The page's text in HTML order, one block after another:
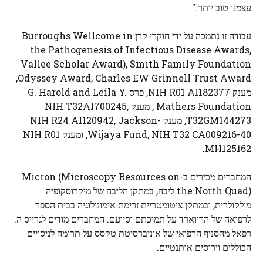
עצמנו טוב יותר."
עבודה זו נתמכה על ידי חוקרי קרן Burroughs Wellcome in
the Pathogenesis of Infectious Disease Awards,
Vallee Scholar Award), Smith Family Foundation
Odyssey Award, Charles EW Grinnell Trust Award,
מענק NIH R01 AI182377, פרס G. Harold and Leila Y.
Mathers Foundation , מענק NIH T32AI700245,
T32GM144273, מענק NIH R24 AI120942, Jackson-
Wijaya Fund, NIH T32 CA009216-40, ומענק NIH R01
MH125162.
המחברים מכירים ב-Micron (Microscopy Resources on
the North Quad) ליבה, במתקן הליבה של מיקרוסקופיה
מולקולרית, ובמתקן ציטומטריית זרימת אימונולוגיה בבית הספר
לרפואה של הרווארד על תמיכתם וסיועם. המחברים מודים לגרייס ה.
רפאל מהסניף הרפואי של אוניברסיטת טקסס על תרומה לניסויים
הכוללים וירוסים אותנטיים.